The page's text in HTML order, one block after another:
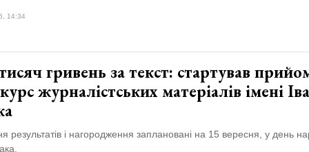
14:34
гривень за текст: стартував
журналістських матеріалів імені
результатів і нагородження заплановані на 15 вересня, у день